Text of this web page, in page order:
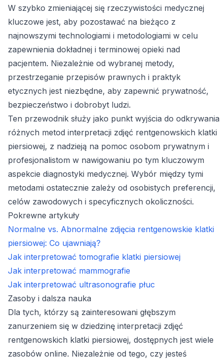
W szybko zmieniającej się rzeczywistości medycznej
kluczowe jest, aby pozostawać na bieżąco z
najnowszymi technologiami i metodologiami w celu
zapewnienia dokładnej i terminowej opieki nad
pacjentem. Niezależnie od wybranej metody,
przestrzeganie przepisów prawnych i praktyk
etycznych jest niezbędne, aby zapewnić prywatność,
bezpieczeństwo i dobrobyt ludzi.
Ten przewodnik służy jako punkt wyjścia do odkrywania
różnych metod interpretacji zdjęć rentgenowskich klatki
piersiowej, z nadzieją na pomoc osobom prywatnym i
profesjonalistom w nawigowaniu po tym kluczowym
aspekcie diagnostyki medycznej. Wybór między tymi
metodami ostatecznie zależy od osobistych preferencji,
celów zawodowych i specyficznych okoliczności.
Pokrewne artykuły
Normalne vs. Abnormalne zdjęcia rentgenowskie klatki
piersiowej: Co ujawniają?
Jak interpretować tomografie klatki piersiowej
Jak interpretować mammografie
Jak interpretować ultrasonografie płuc
Zasoby i dalsza nauka
Dla tych, którzy są zainteresowani głębszym
zanurzeniem się w dziedzinę interpretacji zdjęć
rentgenowskich klatki piersiowej, dostępnych jest wiele
zasobów online. Niezależnie od tego, czy jesteś